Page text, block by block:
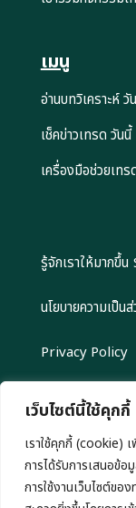
เว็บไซต์นี้ใช้คุกกี้
เราใช้คุกกี้ (cookie)
การได้รับการเสนอข้อ
การใช้งานเว็บไซต์ของ
เมนู
อ่านบทวิเคราะห์ วั
เช็คข่าวเทรด วันนี้
เครื่องมือช่วยเทร
รู้จักเราให้มากขึ้น
นโยบายความเป็น
Privacy Policy
Copyright 2024
กฎหมาย ห้าม
เรามีนโยบาย นำเสน
ไม่มีเจตนา